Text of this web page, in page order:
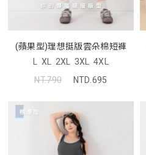
(蘋果型)理想挺版雲朵棉短褲
L XL 2XL 3XL 4XL
NT.790
NTD.695